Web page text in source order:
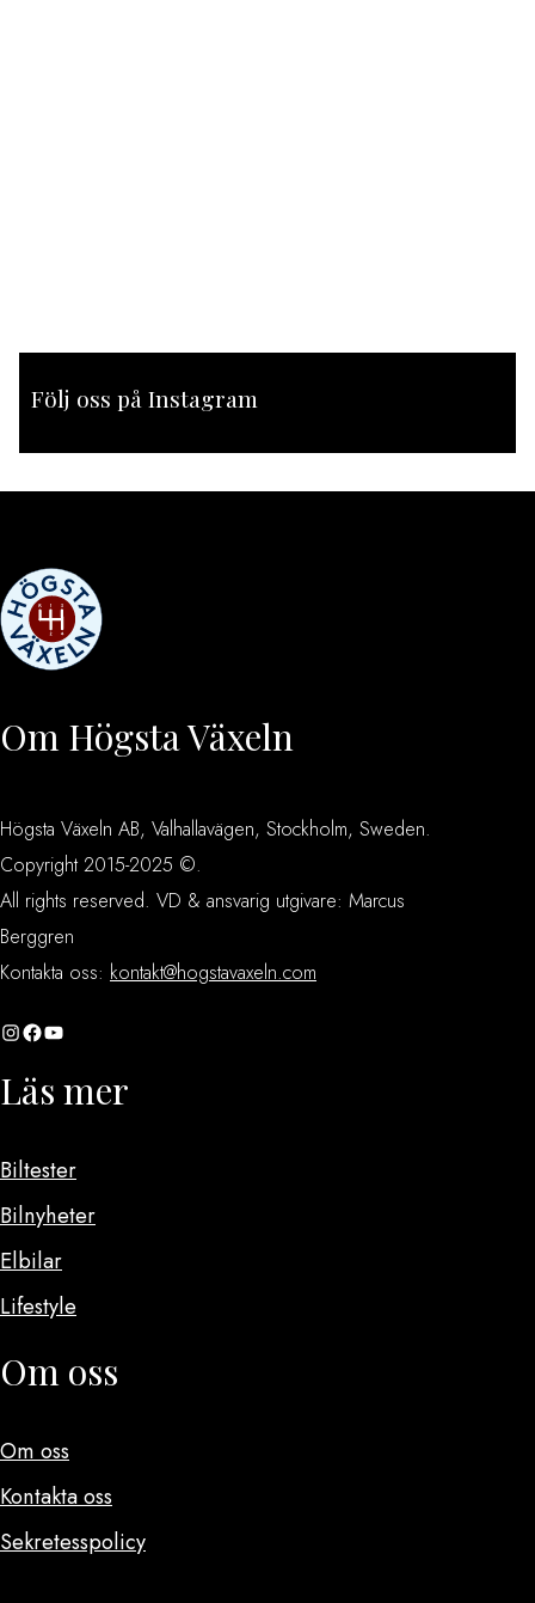
Följ oss på Instagram
Om Högsta Växeln
Högsta Växeln AB, Valhallavägen, Stockholm, Sweden.
Copyright 2015-2025 ©.
All rights reserved. VD & ansvarig utgivare: Marcus
Berggren
Kontakta oss: kontakt@hogstavaxeln.com
InstagramFacebook YouTube
Läs mer
Biltester
Bilnyheter
Elbilar
Lifestyle
Om oss
Om oss
Kontakta oss
Sekretesspolicy